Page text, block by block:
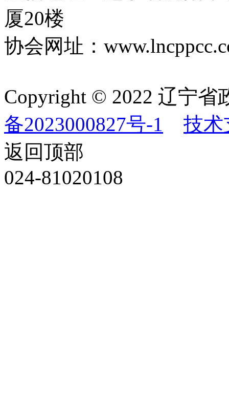
厦20楼
协会网址：
Copyright © 2022 辽宁
备2023000827号-1
技术
返回顶部
024-81020108